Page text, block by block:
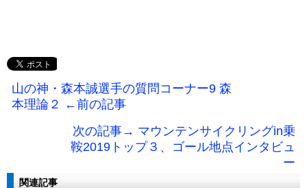
山の神・森本誠選手の質問コーナー9 森
本理論２ ←前の記事
次の記事→ マウンテンサイクリングin乗
鞍2019トップ３、ゴール地点インタビュ
ー
関連記事